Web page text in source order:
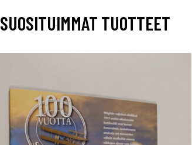
SUOSITUIMMAT TUOTTEET